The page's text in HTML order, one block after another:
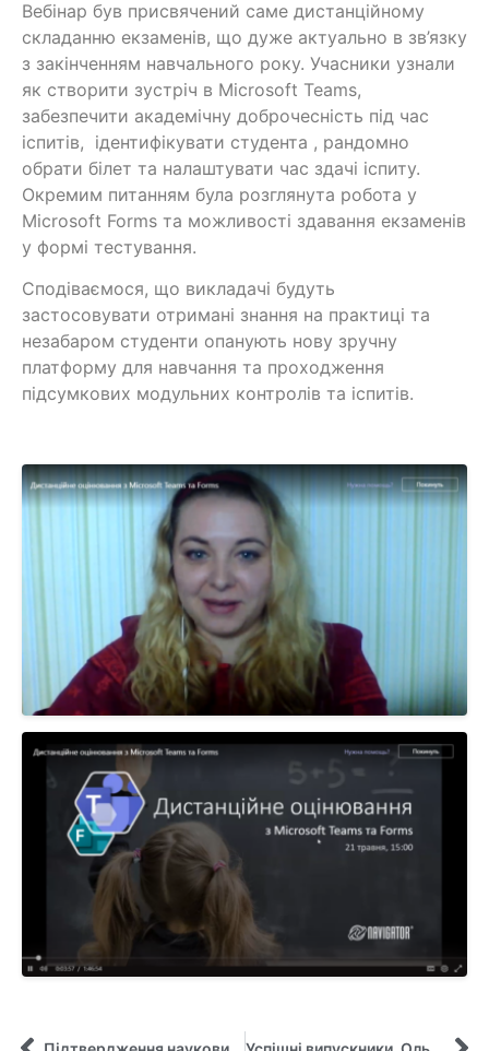
Вебінар був присвячений саме дистанційному
складанню екзаменів, що дуже актуально в зв’язку
з закінченням навчального року. Учасники узнали
як створити зустріч в Microsoft Teams,
забезпечити академічну доброчесність під час
іспитів, ідентифікувати студента , рандомно
обрати білет та налаштувати час здачі іспиту.
Окремим питанням була розглянута робота у
Microsoft Forms та можливості здавання екзаменів
у формі тестування.
Сподіваємося, що викладачі будуть
застосовувати отримані знання на практиці та
незабаром студенти опанують нову зручну
платформу для навчання та проходження
підсумкових модульних контролів та іспитів.